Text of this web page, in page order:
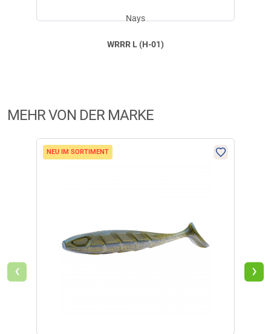
WRRR L (H-01)
Nays
MEHR VON DER MARKE
NEU IM SORTIMENT
‹ ›